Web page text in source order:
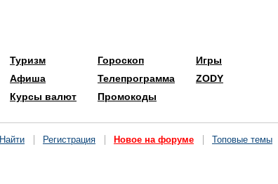
Туризм
Афиша
Курсы валют
Гороскоп
Телепрограмма
Промокоды
Игры
ZODY
Найти Регистрация Новое на форуме Топовые темы